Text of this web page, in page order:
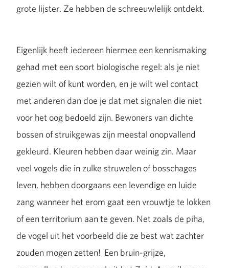
grote lijster. Ze hebben de schreeuwlelijk ontdekt.
Eigenlijk heeft iedereen hiermee een kennismaking
gehad met een soort biologische regel: als je niet
gezien wilt of kunt worden, en je wilt wel contact
met anderen dan doe je dat met signalen die niet
voor het oog bedoeld zijn. Bewoners van dichte
bossen of struikgewas zijn meestal onopvallend
gekleurd. Kleuren hebben daar weinig zin. Maar
veel vogels die in zulke struwelen of bosschages
leven, hebben doorgaans een levendige en luide
zang wanneer het erom gaat een vrouwtje te lokken
of een territorium aan te geven. Net zoals de piha,
de vogel uit het voorbeeld die ze best wat zachter
zouden mogen zetten! Een bruin-grijze,